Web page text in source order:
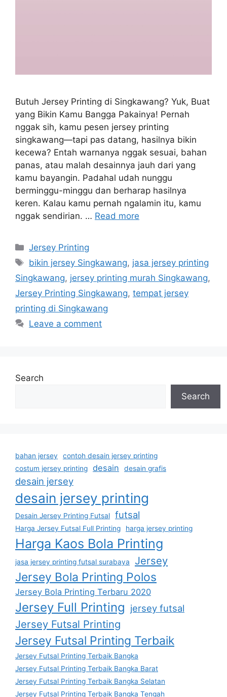
Butuh Jersey Printing di Singkawang? Yuk, Buat
yang Bikin Kamu Bangga Pakainya! Pernah
nggak sih, kamu pesen jersey printing
singkawang—tapi pas datang, hasilnya bikin
kecewa? Entah warnanya nggak sesuai, bahan
panas, atau malah desainnya jauh dari yang
kamu bayangin. Padahal udah nunggu
berminggu-minggu dan berharap hasilnya
keren. Kalau kamu pernah ngalamin itu, kamu
nggak sendirian. … Read more
Categories
Jersey Printing
Tags
bikin jersey Singkawang, jasa jersey printing
Singkawang, jersey printing murah Singkawang,
Jersey Printing Singkawang, tempat jersey
printing di Singkawang
Leave a comment
Search
Search
bahan jersey
contoh desain jersey printing
costum jersey printing
desain desain grafis
desain jersey
desain jersey printing
Desain Jersey Printing Futsal futsal
Harga Jersey Futsal Full Printing harga jersey printing
Harga Kaos Bola Printing
jasa jersey printing futsal surabaya Jersey
Jersey Bola Printing Polos
Jersey Bola Printing Terbaru 2020
Jersey Full Printing jersey futsal
Jersey Futsal Printing
Jersey Futsal Printing Terbaik
Jersey Futsal Printing Terbaik Bangka
Jersey Futsal Printing Terbaik Bangka Barat
Jersey Futsal Printing Terbaik Bangka Selatan
Jersey Futsal Printing Terbaik Bangka Tengah